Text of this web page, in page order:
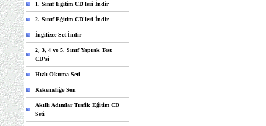
1. Sınıf Eğitim CD'leri İndir
2. Sınıf Eğitim CD'leri İndir
İngilizce Set İndir
2, 3, 4 ve 5. Sınıf Yaprak Test
CD'si
Hızlı Okuma Seti
Kekemeliğe Son
Akıllı Adımlar Trafik Eğitim CD
Seti